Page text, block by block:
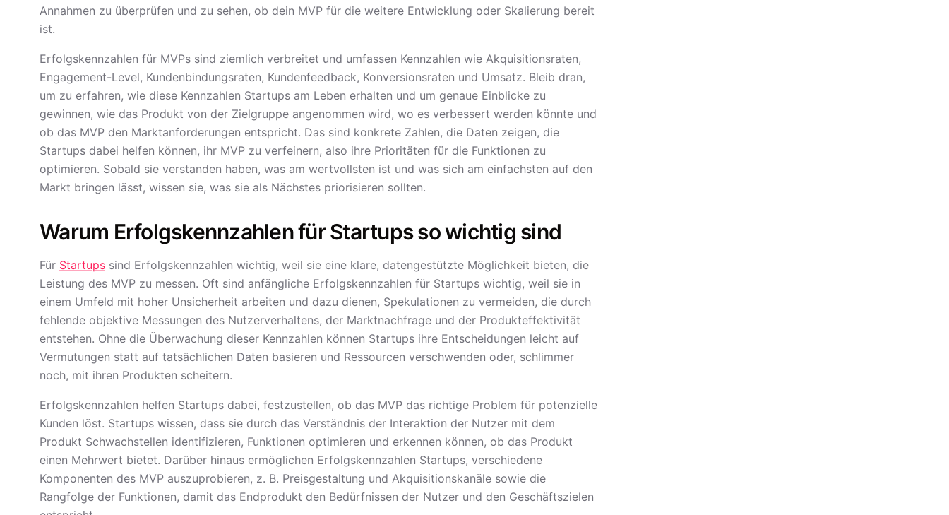
Annahmen zu überprüfen und zu sehen, ob dein MVP für die weitere Entwicklung oder Skalierung bereit
ist.
Erfolgskennzahlen für MVPs sind ziemlich verbreitet und umfassen Kennzahlen wie Akquisitionsraten,
Engagement-Level, Kundenbindungsraten, Kundenfeedback, Konversionsraten und Umsatz. Bleib dran,
um zu erfahren, wie diese Kennzahlen Startups am Leben erhalten und um genaue Einblicke zu
gewinnen, wie das Produkt von der Zielgruppe angenommen wird, wo es verbessert werden könnte und
ob das MVP den Marktanforderungen entspricht. Das sind konkrete Zahlen, die Daten zeigen, die
Startups dabei helfen können, ihr MVP zu verfeinern, also ihre Prioritäten für die Funktionen zu
optimieren. Sobald sie verstanden haben, was am wertvollsten ist und was sich am einfachsten auf den
Markt bringen lässt, wissen sie, was sie als Nächstes priorisieren sollten.
Warum Erfolgskennzahlen für Startups so wichtig sind
Für Startups sind Erfolgskennzahlen wichtig, weil sie eine klare, datengestützte Möglichkeit bieten, die
Leistung des MVP zu messen. Oft sind anfängliche Erfolgskennzahlen für Startups wichtig, weil sie in
einem Umfeld mit hoher Unsicherheit arbeiten und dazu dienen, Spekulationen zu vermeiden, die durch
fehlende objektive Messungen des Nutzerverhaltens, der Marktnachfrage und der Produkteffektivität
entstehen. Ohne die Überwachung dieser Kennzahlen können Startups ihre Entscheidungen leicht auf
Vermutungen statt auf tatsächlichen Daten basieren und Ressourcen verschwenden oder, schlimmer
noch, mit ihren Produkten scheitern.
Erfolgskennzahlen helfen Startups dabei, festzustellen, ob das MVP das richtige Problem für potenzielle
Kunden löst. Startups wissen, dass sie durch das Verständnis der Interaktion der Nutzer mit dem
Produkt Schwachstellen identifizieren, Funktionen optimieren und erkennen können, ob das Produkt
einen Mehrwert bietet. Darüber hinaus ermöglichen Erfolgskennzahlen Startups, verschiedene
Komponenten des MVP auszuprobieren, z. B. Preisgestaltung und Akquisitionskanäle sowie die
Rangfolge der Funktionen, damit das Endprodukt den Bedürfnissen der Nutzer und den Geschäftszielen